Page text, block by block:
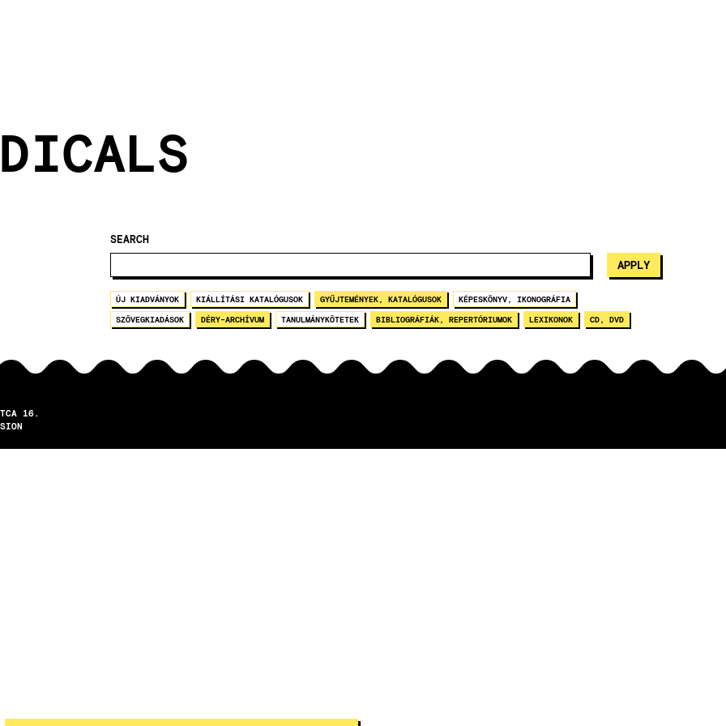
SEARCH
ÚJ KIADVÁNYOK KIÁLLÍTÁSI KATALÓGUSOK GYŰJTEMÉNYEK, KATALÓGUSOK KÉPESKÖNYV, IKONOGRÁFIA
SZÖVEGKIADÁSOK DÉRY-ARCHÍVUM TANULMÁNYKÖTETEK BIBLIOGRÁFIÁK, REPERTÓRIUMOK LEXIKONOK CD, DVD
16.